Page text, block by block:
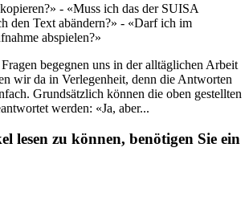
- «Muss ich das der SUISA
den Text abändern?» - «Darf ich im
abspielen?»
begegnen uns in der alltäglichen Arbeit
wir da in Verlegenheit, denn die Antworten
Grundsätzlich können die oben gestellten
werden: «Ja, aber...
lesen zu können, benötigen Sie ein